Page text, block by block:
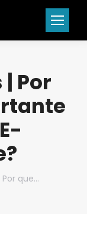
Por
que…